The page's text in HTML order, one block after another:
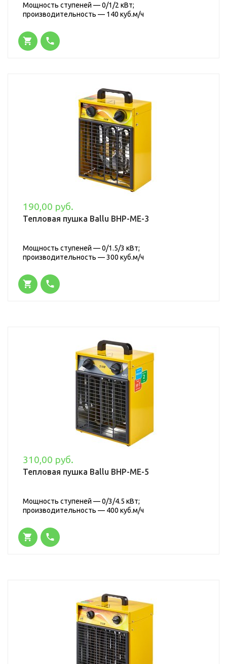
Мощность ступеней — 0/1/2 кВт;
производительность — 140 куб.м/ч
190,00 руб.
Тепловая пушка Ballu BHP-ME-3
Мощность ступеней — 0/1.5/3 кВт;
производительность — 300 куб.м/ч
310,00 руб.
Тепловая пушка Ballu BHP-ME-5
Мощность ступеней — 0/3/4.5 кВт;
производительность — 400 куб.м/ч